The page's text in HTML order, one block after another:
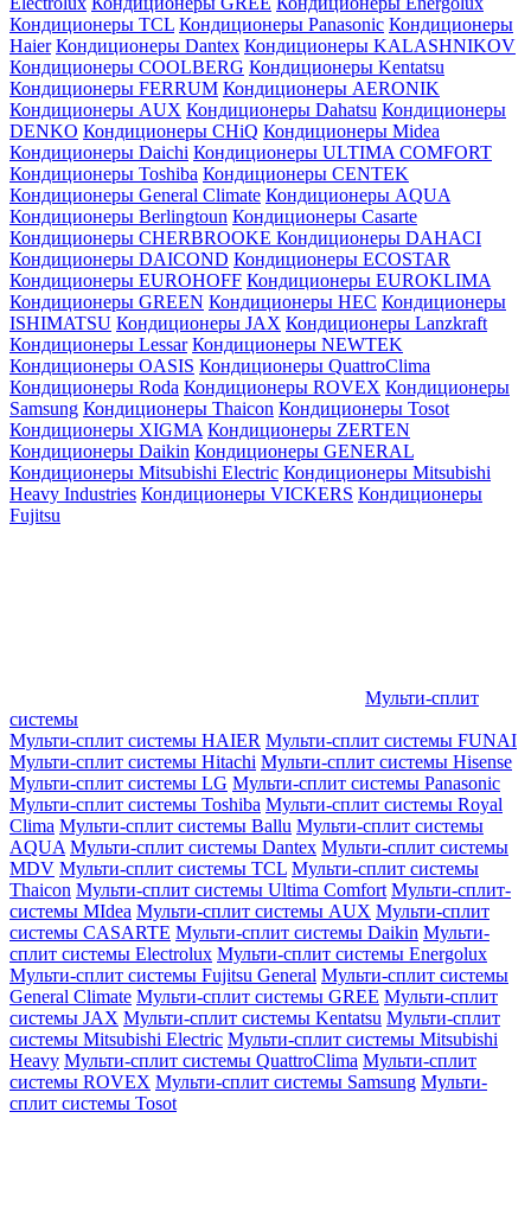
Кондиционеры TCL Кондиционеры Panasonic Кондиционеры
Haier Кондиционеры Dantex Кондиционеры KALASHNIKOV
Кондиционеры СOOLBERG Кондиционеры Kentatsu
Кондиционеры FERRUM Кондиционеры AERONIK
Кондиционеры AUX Кондиционеры Dahatsu Кондиционеры
DENKO Кондиционеры CHiQ Кондиционеры Midea
Кондиционеры Daichi Кондиционеры ULTIMA COMFORT
Кондиционеры Toshiba Кондиционеры CENTEK
Кондиционеры General Climate Кондиционеры AQUA
Кондиционеры Berlingtoun Кондиционеры Casarte
Кондиционеры CHERBROOKE Кондиционеры DAHACI
Кондиционеры DAICOND Кондиционеры ECOSTAR
Кондиционеры EUROHOFF Кондиционеры EUROKLIMA
Кондиционеры GREEN Кондиционеры HEC Кондиционеры
ISHIMATSU Кондиционеры JAX Кондиционеры Lanzkraft
Кондиционеры Lessar Кондиционеры NEWTEK
Кондиционеры OASIS Кондиционеры QuattroClima
Кондиционеры Roda Кондиционеры ROVEX Кондиционеры
Samsung Кондиционеры Thaicon Кондиционеры Tosot
Кондиционеры XIGMA Кондиционеры ZERTEN
Кондиционеры Daikin Кондиционеры GENERAL
Кондиционеры Mitsubishi Electric Кондиционеры Mitsubishi
Heavy Industries Кондиционеры VICKERS Кондиционеры
Fujitsu
Мульти-сплит
системы
Мульти-сплит системы HAIER Мульти-сплит системы FUNAI
Мульти-сплит системы Hitachi Мульти-сплит системы Hisense
Мульти-сплит системы LG Мульти-сплит системы Panasonic
Мульти-сплит системы Toshiba Мульти-сплит системы Royal
Clima Мульти-сплит системы Ballu Мульти-сплит системы
AQUA Мульти-сплит системы Dantex Мульти-сплит системы
MDV Мульти-сплит системы TCL Мульти-сплит системы
Thaicon Мульти-сплит системы Ultima Comfort Мульти-сплит-
системы MIdea Мульти-сплит системы AUX Мульти-сплит
системы CASARTE Мульти-сплит системы Daikin Мульти-
сплит системы Electrolux Мульти-сплит системы Energolux
Мульти-сплит системы Fujitsu General Мульти-сплит системы
General Climate Мульти-сплит системы GREE Мульти-сплит
системы JAX Мульти-сплит системы Kentatsu Мульти-сплит
системы Mitsubishi Electric Мульти-сплит системы Mitsubishi
Heavy Мульти-сплит системы QuattroClima Мульти-сплит
системы ROVEX Мульти-сплит системы Samsung Мульти-
сплит системы Tosot